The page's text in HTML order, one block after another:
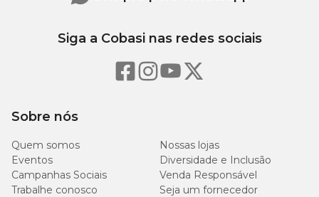
Sobre nós
Quem somos
Nossas lojas
Eventos
Diversidade e Inclusão
Campanhas Sociais
Venda Responsável
Trabalhe conosco
Seja um fornecedor
Siga a Cobasi nas redes sociais